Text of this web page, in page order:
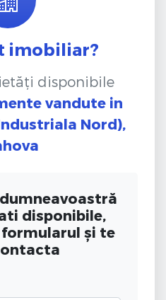
imobiliar?
disponibile
vandute in
Nord),
disponibile,
și te